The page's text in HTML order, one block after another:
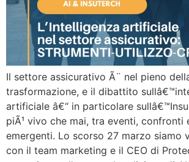
Il settore assicurativo Ã¨ nel pieno
trasformazione, e il dibattito
artificiale â€“ in particolare
piÃ¹ vivo che mai, tra eventi, confronti
emergenti. Lo scorso 27 marzo siamo
con il team marketing e il CEO di